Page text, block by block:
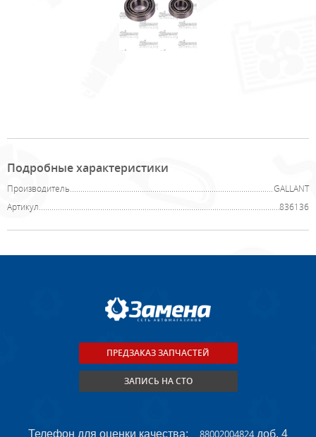
Подробные характеристики
Производитель
GALLANT
Артикул
836136
ПРЕДЗАКАЗ ЗАПЧАСТЕЙ
ЗАПИСЬ НА СТО
Телефон для оценки качества: 88002004824доб. 4